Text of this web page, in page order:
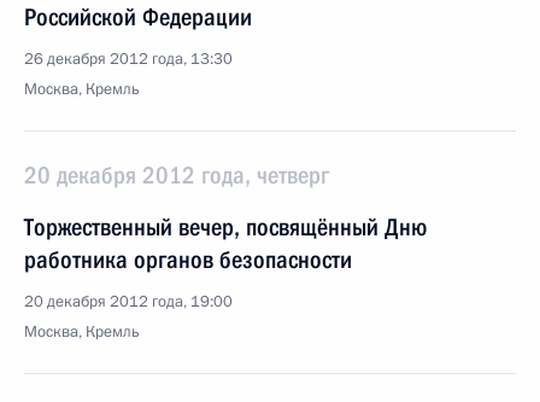
Российской Федерации
26 декабря 2012 года, 13:30
Москва, Кремль
20 декабря 2012 года, четверг
Торжественный вечер, посвящённый Дню
работника органов безопасности
20 декабря 2012 года, 19:00
Москва, Кремль